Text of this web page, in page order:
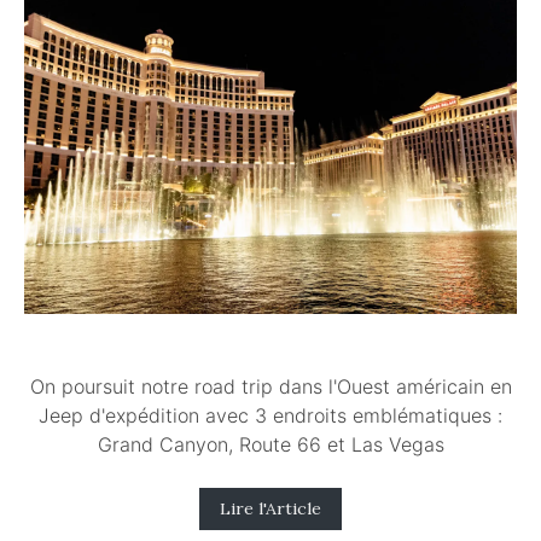
On poursuit notre road trip dans l'Ouest américain en
Jeep d'expédition avec 3 endroits emblématiques :
Grand Canyon, Route 66 et Las Vegas
Lire l'Article